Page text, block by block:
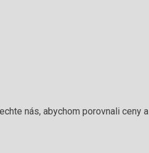
nás, abychom porovnali ceny a